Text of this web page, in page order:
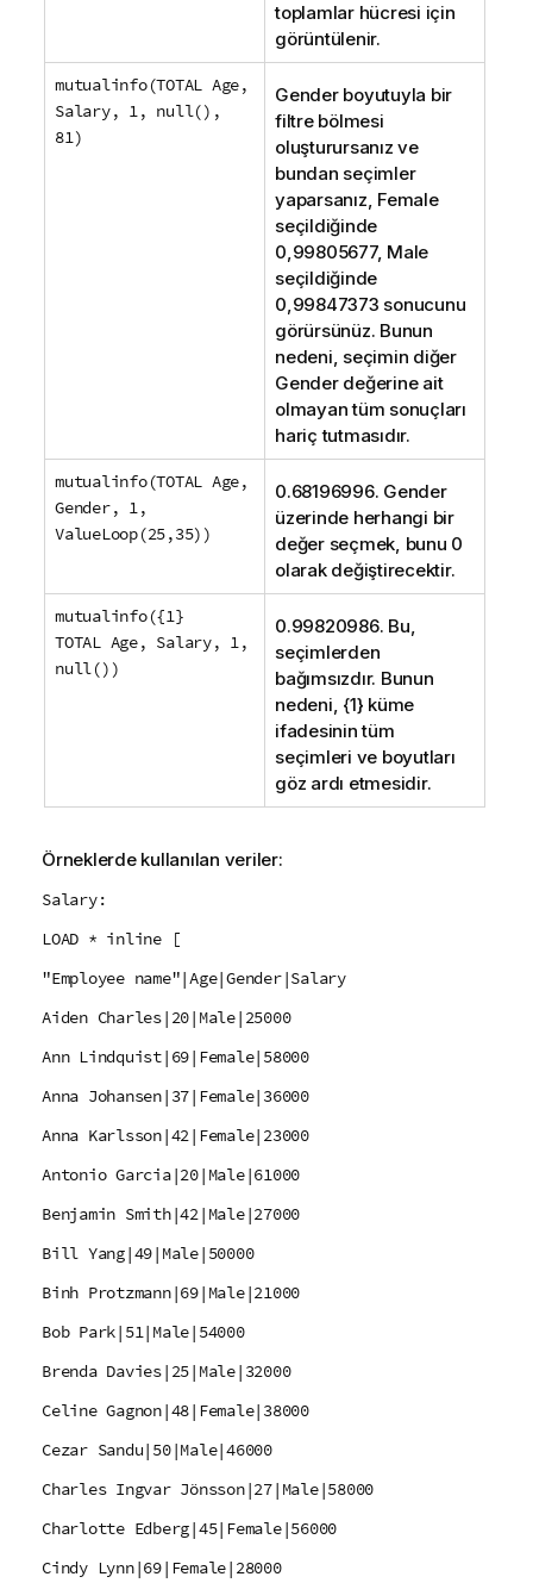
toplamlar hücresi için
görüntülenir.
mutualinfo(TOTAL Age,
Salary, 1, null(),
81)
Genderboyutuyla bir
filtre bölmesi
oluşturursanız ve
bundan seçimler
yaparsanız, Female
seçildiğinde
0,99805677, Male
seçildiğinde
0,99847373 sonucunu
görürsünüz. Bunun
nedeni, seçimin diğer
Genderdeğerine ait
olmayan tüm sonuçları
hariç tutmasıdır.
mutualinfo(TOTAL Age,
Gender, 1,
ValueLoop(25,35))
0.68196996. Gender
üzerinde herhangi bir
değer seçmek, bunu 0
olarak değiştirecektir.
mutualinfo({1}
TOTAL Age, Salary, 1,
null())
0.99820986. Bu,
seçimlerden
bağımsızdır. Bunun
nedeni, {1} küme
ifadesinin tüm
seçimleri ve boyutları
göz ardı etmesidir.
Örneklerde kullanılan veriler:
Salary:
LOAD * inline [
"Employee name"|Age|Gender|Salary
Aiden Charles|20|Male|25000
Ann Lindquist|69|Female|58000
Anna Johansen|37|Female|36000
Anna Karlsson|42|Female|23000
Antonio Garcia|20|Male|61000
Benjamin Smith|42|Male|27000
Bill Yang|49|Male|50000
Binh Protzmann|69|Male|21000
Bob Park|51|Male|54000
Brenda Davies|25|Male|32000
Celine Gagnon|48|Female|38000
Cezar Sandu|50|Male|46000
Charles Ingvar Jönsson|27|Male|58000
Charlotte Edberg|45|Female|56000
Cindy Lynn|69|Female|28000